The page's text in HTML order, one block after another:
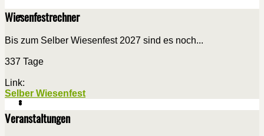
Wiesenfestrechner
Bis zum Selber Wiesenfest 2027 sind es noch...
337 Tage
Link:
Selber Wiesenfest
Veranstaltungen